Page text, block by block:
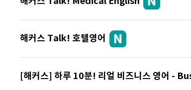
해커스 Talk! 호텔영어
[해커스] 하루 10분! 리얼 비즈니스 영어 -